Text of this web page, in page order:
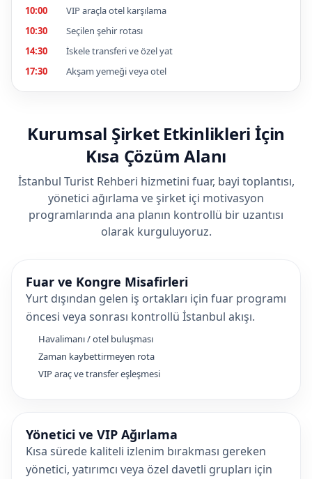
10:00
VIP araçla otel karşılama
10:30
Seçilen şehir rotası
14:30
İskele transferi ve özel yat
17:30
Akşam yemeği veya otel
Kurumsal Şirket Etkinlikleri İçin
Kısa Çözüm Alanı
İstanbul Turist Rehberi hizmetini fuar, bayi toplantısı,
yönetici ağırlama ve şirket içi motivasyon
programlarında ana planın kontrollü bir uzantısı
olarak kurguluyoruz.
Fuar ve Kongre Misafirleri
Yurt dışından gelen iş ortakları için fuar programı
öncesi veya sonrası kontrollü İstanbul akışı.
Havalimanı / otel buluşması
Zaman kaybettirmeyen rota
VIP araç ve transfer eşleşmesi
Yönetici ve VIP Ağırlama
Kısa sürede kaliteli izlenim bırakması gereken
yönetici, yatırımcı veya özel davetli grupları için